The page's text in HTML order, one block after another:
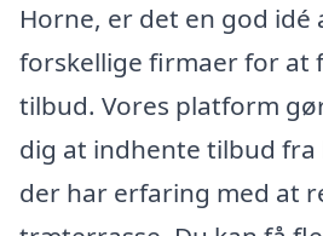
Horne, er det en god idé
forskellige firmaer for at
tilbud. Vores platform
dig at indhente tilbud fra
der har erfaring med at